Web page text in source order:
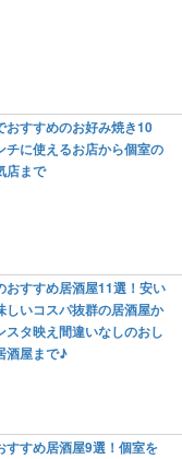
おすすめのお好み焼き10
チに使えるお店から個室の
店まで
おすすめ居酒屋11選！安い
しいコスパ抜群の居酒屋か
スタ映え間違いなしのおし
酒屋まで♪
すすめ居酒屋9選！個室を